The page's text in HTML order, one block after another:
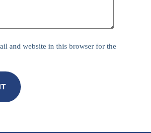
and website in this browser for the